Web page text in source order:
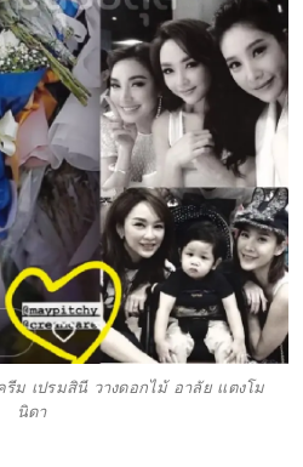
ม เปรมสินี วางดอกไม้ อาลัย เเตงโม
นิดา